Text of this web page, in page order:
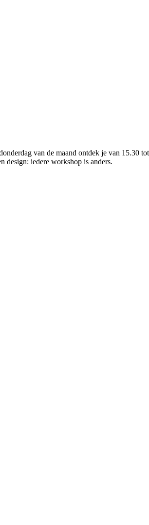
van de maand ontdek je van 15.30
design: iedere workshop is anders.